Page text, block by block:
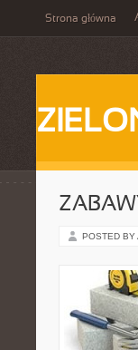
Strona główna
POSTED BY